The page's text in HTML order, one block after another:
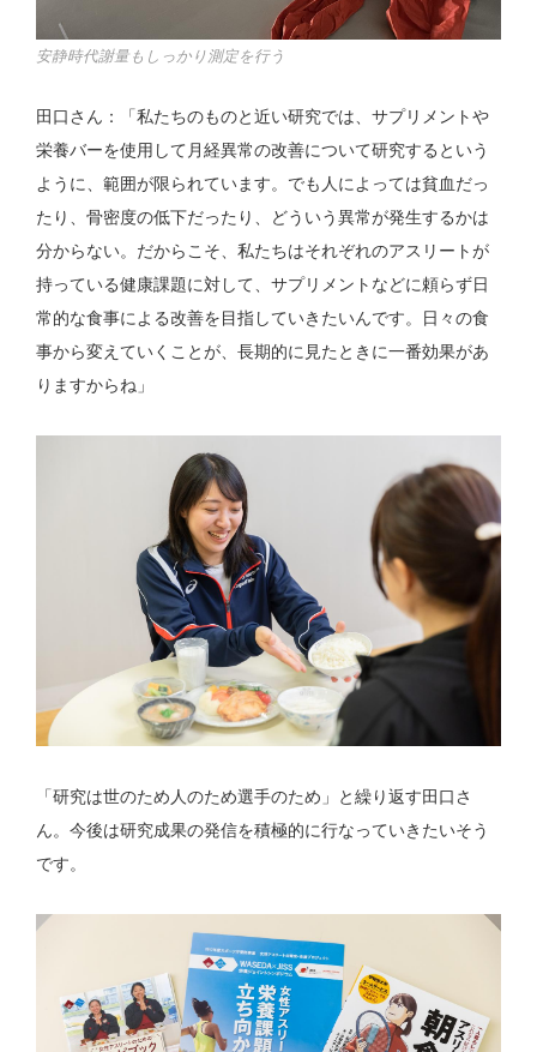
安静時代謝量もしっかり測定を行う
田口さん：「私たちのものと近い研究では、サプリメントや
栄養バーを使用して月経異常の改善について研究するという
ように、範囲が限られています。でも人によっては貧血だっ
たり、骨密度の低下だったり、どういう異常が発生するかは
分からない。だからこそ、私たちはそれぞれのアスリートが
持っている健康課題に対して、サプリメントなどに頼らず日
常的な食事による改善を目指していきたいんです。日々の食
事から変えていくことが、長期的に見たときに一番効果があ
りますからね」
「研究は世のため人のため選手のため」と繰り返す田口さ
ん。今後は研究成果の発信を積極的に行なっていきたいそう
です。